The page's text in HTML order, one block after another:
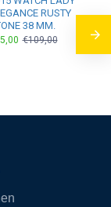
RUSTY
38 MM.
€109,00